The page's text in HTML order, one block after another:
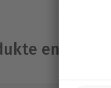
entdecken